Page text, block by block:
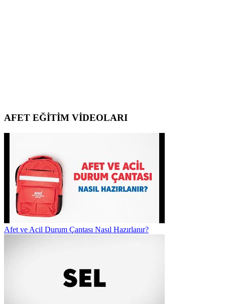
AFET EĞİTİM VİDEOLARI
Afet ve Acil Durum Çantası Nasıl Hazırlanır?